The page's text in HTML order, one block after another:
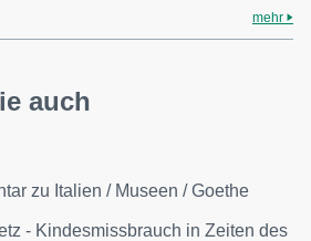
mehr
auch
zu Italien / Museen / Goethe
- Kindesmissbrauch in Zeiten des